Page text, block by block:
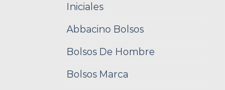
Iniciales
Abbacino Bolsos
Bolsos De Hombre
Bolsos Marca